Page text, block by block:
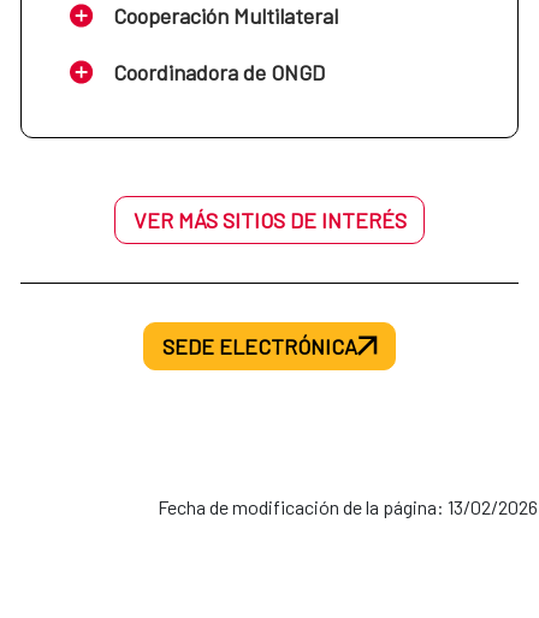
Cooperación Multilateral
Coordinadora de ONGD
VER MÁS SITIOS DE INTERÉS
SEDE ELECTRÓNICA
Fecha de modificación de la página: 13/02/2026